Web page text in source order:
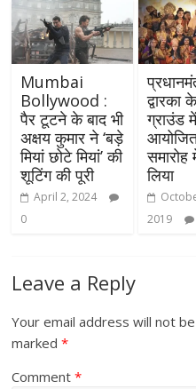
Mumbai
Bollywood :
पैर टूटने के बाद भी
अक्षय कुमार ने ‘बड़े
मियां छोटे मियां’ की
शूटिंग की पूरी
April 2, 2024
0
द्वारका
ग्राउंड में
समारोह
लिया
2019
Leave a Reply
Your email address will not
marked*
Comment*